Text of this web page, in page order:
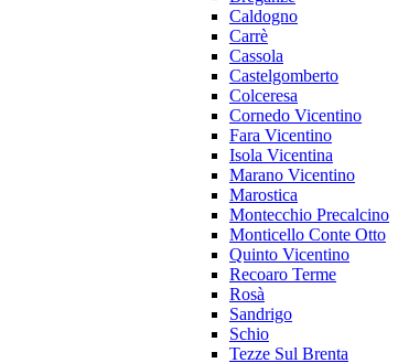
Caldogno
Carrè
Cassola
Castelgomberto
Colceresa
Cornedo Vicentino
Fara Vicentino
Isola Vicentina
Marano Vicentino
Marostica
Montecchio Precalcino
Monticello Conte Otto
Quinto Vicentino
Recoaro Terme
Rosà
Sandrigo
Schio
Tezze Sul Brenta